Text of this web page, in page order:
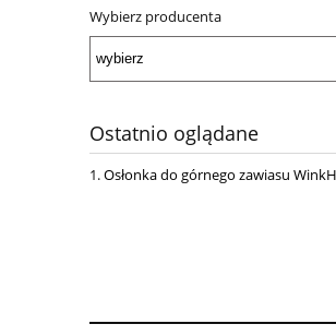
Wybierz producenta
Ostatnio oglądane
Osłonka do górnego zawiasu